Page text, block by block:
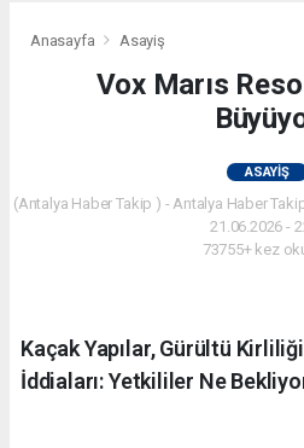
Anasayfa Asayiş
Vox Marıs
ASAYIŞ
(Antalya Haber Takip ) - Antalya Haber
21.06.2026 -
73755+ kez
Kaçak Yapılar, Gürültü
İddiaları: Yetkililer Ne